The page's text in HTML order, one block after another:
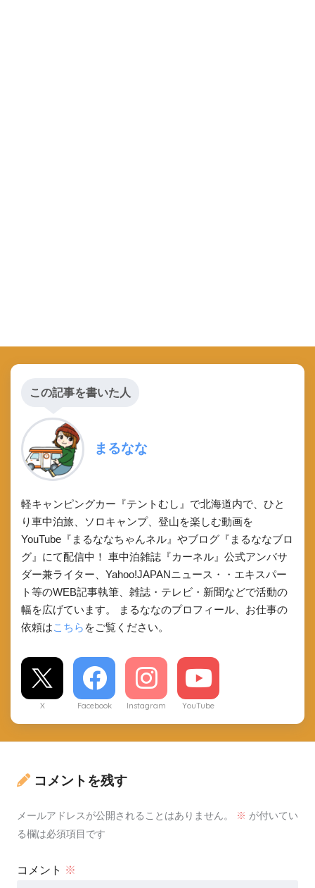
この記事を書いた人
まるなな
軽キャンピングカー『テントむし』で北海道内で、ひと
り車中泊旅、ソロキャンプ、登山を楽しむ動画を
YouTube『まるななちゃんネル』やブログ『まるななブロ
グ』にて配信中！ 車中泊雑誌『カーネル』公式アンバサ
ダー兼ライター、Yahoo!JAPANニュース・・エキスパー
ト等のWEB記事執筆、雑誌・テレビ・新聞などで活動の
幅を広げています。 まるななのプロフィール、お仕事の
依頼はこちら をご覧ください。
X Facebook Instagram YouTube
コメントを残す
メールアドレスが公開されることはありません。 ※ が付いてい
る欄は必須項目です
コメント ※